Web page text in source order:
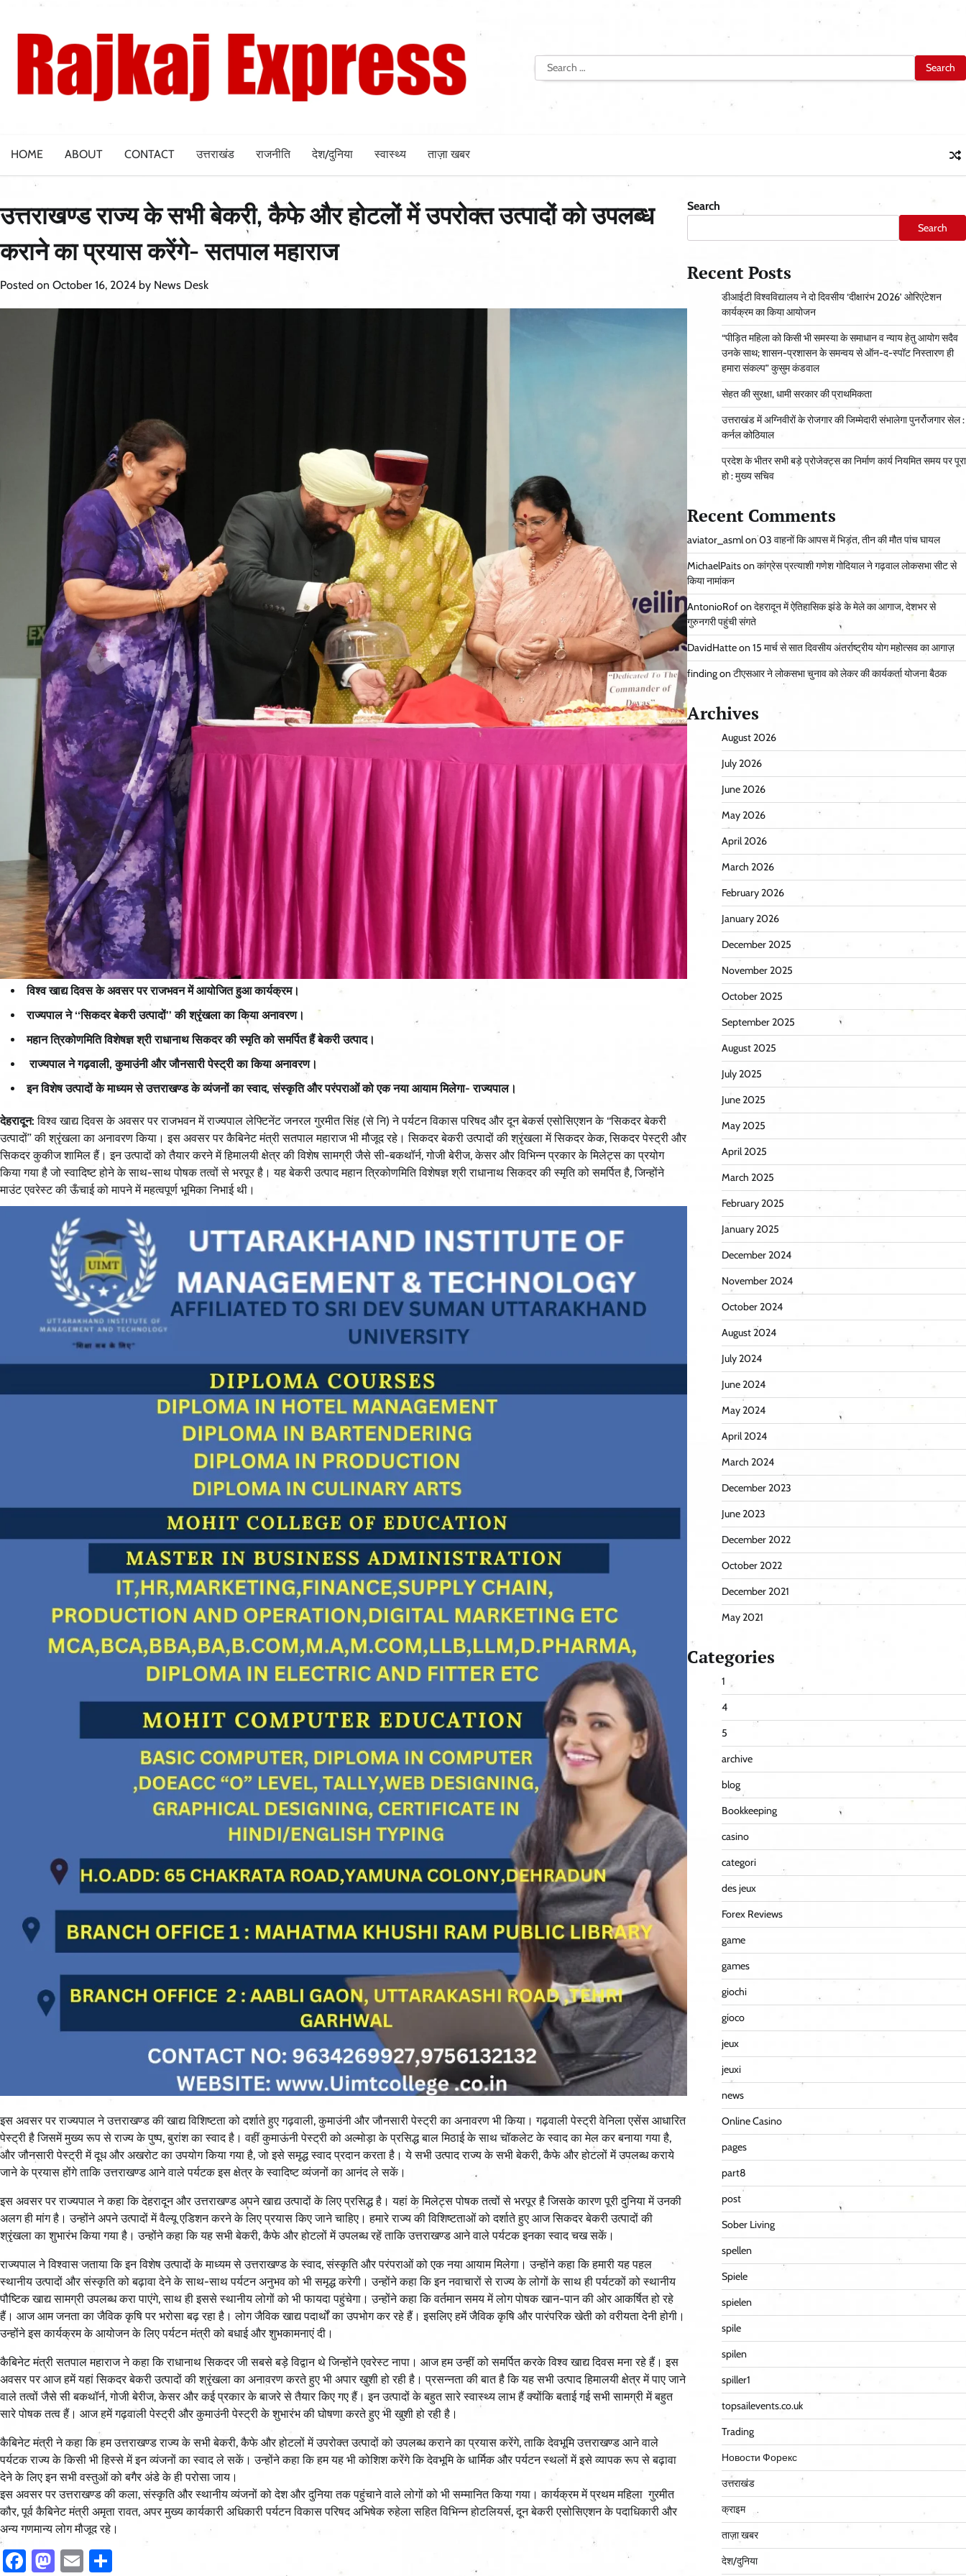
content
Search
for:
HOME ABOUT CONTACT उत्तराखंड राजनीति देश/दुनिया स्वास्थ्य ताज़ा खबर
उत्तराखण्ड राज्य के सभी बेकरी, कैफे और होटलों में उपरोक्त उत्पादों को उपलब्ध
कराने का प्रयास करेंगे- सतपाल महाराज
Posted on October 16, 2024 by News Desk
विश्व खाद्य दिवस के अवसर पर राजभवन में आयोजित हुआ कार्यक्रम।
राज्यपाल ने ‘‘सिकदर बेकरी उत्पादों’’ की श्रृंखला का किया अनावरण।
महान त्रिकोणमिति विशेषज्ञ श्री राधानाथ सिकदर की स्मृति को समर्पित हैं बेकरी उत्पाद।
राज्यपाल ने गढ़वाली, कुमाउंनी और जौनसारी पेस्ट्री का किया अनावरण।
इन विशेष उत्पादों के माध्यम से उत्तराखण्ड के व्यंजनों का स्वाद, संस्कृति और परंपराओं को एक नया आयाम मिलेगा- राज्यपाल।
देहरादून:विश्व खाद्य दिवस के अवसर पर राजभवन में राज्यपाल लेफ्टिनेंट जनरल गुरमीत सिंह (से नि) ने पर्यटन विकास परिषद और दून बेकर्स एसोसिएशन के ‘‘सिकदर बेकरी
उत्पादों’’ की श्रृंखला का अनावरण किया। इस अवसर पर कैबिनेट मंत्री सतपाल महाराज भी मौजूद रहे। सिकदर बेकरी उत्पादों की श्रृंखला में सिकदर केक, सिकदर पेस्ट्री और
सिकदर कुकीज शामिल हैं। इन उत्पादों को तैयार करने में हिमालयी क्षेत्र की विशेष सामग्री जैसे सी-बकथॉर्न, गोजी बेरीज, केसर और विभिन्न प्रकार के मिलेट्स का प्रयोग
किया गया है जो स्वादिष्ट होने के साथ-साथ पोषक तत्वों से भरपूर है। यह बेकरी उत्पाद महान त्रिकोणमिति विशेषज्ञ श्री राधानाथ सिकदर की स्मृति को समर्पित है, जिन्होंने
माउंट एवरेस्ट की ऊँचाई को मापने में महत्वपूर्ण भूमिका निभाई थी।
इस अवसर पर राज्यपाल ने उत्तराखण्ड की खाद्य विशिष्टता को दर्शाते हुए गढ़वाली, कुमाउंनी और जौनसारी पेस्ट्री का अनावरण भी किया। गढ़वाली पेस्ट्री वेनिला एसेंस आधारित
पेस्ट्री है जिसमें मुख्य रूप से राज्य के पुष्प, बुरांश का स्वाद है। वहीं कुमाऊंनी पेस्ट्री को अल्मोड़ा के प्रसिद्ध बाल मिठाई के साथ चॉकलेट के स्वाद का मेल कर बनाया गया है,
और जौनसारी पेस्ट्री में दूध और अखरोट का उपयोग किया गया है, जो इसे समृद्ध स्वाद प्रदान करता है। ये सभी उत्पाद राज्य के सभी बेकरी, कैफे और होटलों में उपलब्ध कराये
जाने के प्रयास होंगे ताकि उत्तराखण्ड आने वाले पर्यटक इस क्षेत्र के स्वादिष्ट व्यंजनों का आनंद ले सकें।
इस अवसर पर राज्यपाल ने कहा कि देहरादून और उत्तराखण्ड अपने खाद्य उत्पादों के लिए प्रसिद्ध है। यहां के मिलेट्स पोषक तत्वों से भरपूर है जिसके कारण पूरी दुनिया में उनकी
अलग ही मांग है। उन्होंने अपने उत्पादों में वैल्यू एडिशन करने के लिए प्रयास किए जाने चाहिए। हमारे राज्य की विशिष्टताओं को दर्शाते हुए आज सिकदर बेकरी उत्पादों की
श्रृंखला का शुभारंभ किया गया है। उन्होंने कहा कि यह सभी बेकरी, कैफे और होटलों में उपलब्ध रहें ताकि उत्तराखण्ड आने वाले पर्यटक इनका स्वाद चख सकें।
राज्यपाल ने विश्वास जताया कि इन विशेष उत्पादों के माध्यम से उत्तराखण्ड के स्वाद, संस्कृति और परंपराओं को एक नया आयाम मिलेगा। उन्होंने कहा कि हमारी यह पहल
स्थानीय उत्पादों और संस्कृति को बढ़ावा देने के साथ-साथ पर्यटन अनुभव को भी समृद्ध करेगी। उन्होंने कहा कि इन नवाचारों से राज्य के लोगों के साथ ही पर्यटकों को स्थानीय
पौष्टिक खाद्य सामग्री उपलब्ध करा पाएंगे, साथ ही इससे स्थानीय लोगों को भी फायदा पहुंचेगा। उन्होंने कहा कि वर्तमान समय में लोग पोषक खान-पान की ओर आकर्षित हो रहे
हैं। आज आम जनता का जैविक कृषि पर भरोसा बढ़ रहा है। लोग जैविक खाद्य पदार्थों का उपभोग कर रहे हैं। इसलिए हमें जैविक कृषि और पारंपरिक खेती को वरीयता देनी होगी।
उन्होंने इस कार्यक्रम के आयोजन के लिए पर्यटन मंत्री को बधाई और शुभकामनाएं दी।
कैबिनेट मंत्री सतपाल महाराज ने कहा कि राधानाथ सिकदर जी सबसे बड़े विद्वान थे जिन्होंने एवरेस्ट नापा। आज हम उन्हीं को समर्पित करके विश्व खाद्य दिवस मना रहे हैं। इस
अवसर पर आज हमें यहां सिकदर बेकरी उत्पादों की श्रृंखला का अनावरण करते हुए भी अपार खुशी हो रही है। प्रसन्नता की बात है कि यह सभी उत्पाद हिमालयी क्षेत्र में पाए जाने
वाले तत्वों जैसे सी बकथॉर्न, गोजी बेरीज, केसर और कई प्रकार के बाजरे से तैयार किए गए हैं। इन उत्पादों के बहुत सारे स्वास्थ्य लाभ हैं क्योंकि बताई गई सभी सामग्री में बहुत
सारे पोषक तत्व हैं। आज हमें गढ़वाली पेस्ट्री और कुमाउंनी पेस्ट्री के शुभारंभ की घोषणा करते हुए भी खुशी हो रही है।
कैबिनेट मंत्री ने कहा कि हम उत्तराखण्ड राज्य के सभी बेकरी, कैफे और होटलों में उपरोक्त उत्पादों को उपलब्ध कराने का प्रयास करेंगे, ताकि देवभूमि उत्तराखण्ड आने वाले
पर्यटक राज्य के किसी भी हिस्से में इन व्यंजनों का स्वाद ले सकें। उन्होंने कहा कि हम यह भी कोशिश करेंगे कि देवभूमि के धार्मिक और पर्यटन स्थलों में इसे व्यापक रूप से बढ़ावा
देने के लिए इन सभी वस्तुओं को बगैर अंडे के ही परोसा जाय।
इस अवसर पर उत्तराखण्ड की कला, संस्कृति और स्थानीय व्यंजनों को देश और दुनिया तक पहुंचाने वाले लोगों को भी सम्मानित किया गया। कार्यक्रम में प्रथम महिला गुरमीत
कौर, पूर्व कैबिनेट मंत्री अमृता रावत, अपर मुख्य कार्यकारी अधिकारी पर्यटन विकास परिषद अभिषेक रुहेला सहित विभिन्न होटलियर्स, दून बेकरी एसोसिएशन के पदाधिकारी और
अन्य गणमान्य लोग मौजूद रहे।
Facebook
Mastodon
Email
Search
Search
Recent Posts
डीआईटी विश्वविद्यालय ने दो दिवसीय ‘दीक्षारंभ 2026’ ओरिएंटेशन
कार्यक्रम का किया आयोजन
“पीड़ित महिला को किसी भी समस्या के समाधान व न्याय हेतु आयोग सदैव
उनके साथ; शासन-प्रशासन के समन्वय से ऑन-द-स्पॉट निस्तारण ही
हमारा संकल्प” कुसुम कंडवाल
सेहत की सुरक्षा, धामी सरकार की प्राथमिकता
उत्तराखंड में अग्निवीरों के रोजगार की जिम्मेदारी संभालेगा पुनर्रोजगार सेल :
कर्नल कोठियाल
प्रदेश के भीतर सभी बड़े प्रोजेक्ट्स का निर्माण कार्य नियमित समय पर पूरा
हो : मुख्य सचिव
Recent Comments
aviator_asmlon03 वाहनों कि आपस में भिड़ंत, तीन की मौत पांच घायल
MichaelPaitsonकांग्रेस प्रत्याशी गणेश गोदियाल ने गढ़वाल लोकसभा सीट से
किया नामांकन
AntonioRofonदेहरादून में ऐतिहासिक झंडे के मेले का आगाज, देशभर से
गुरुनगरी पहुंची संगते
DavidHatteon15 मार्च से सात दिवसीय अंतर्राष्ट्रीय योग महोत्सव का आगाज़
findingonटीएसआर ने लोकसभा चुनाव को लेकर की कार्यकर्ता योजना बैठक
Archives
August 2026
July 2026
June 2026
May 2026
April 2026
March 2026
February 2026
January 2026
December 2025
November 2025
October 2025
September 2025
August 2025
July 2025
June 2025
May 2025
April 2025
March 2025
February 2025
January 2025
December 2024
November 2024
October 2024
August 2024
July 2024
June 2024
May 2024
April 2024
March 2024
December 2023
June 2023
December 2022
October 2022
December 2021
May 2021
Categories
1
4
5
archive
blog
Bookkeeping
casino
categori
des jeux
Forex Reviews
game
games
giochi
gioco
jeux
jeuxi
news
Online Casino
pages
part8
post
Sober Living
spellen
Spiele
spielen
spile
spilen
spiller1
topsailevents.co.uk
Trading
Новости Форекс
उत्तराखंड
क्राइम
ताज़ा खबर
देश/दुनिया